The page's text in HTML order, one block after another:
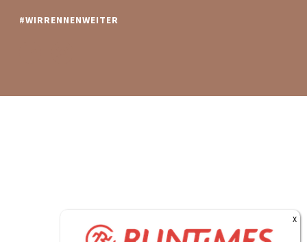
#WIRRENNENWEITER